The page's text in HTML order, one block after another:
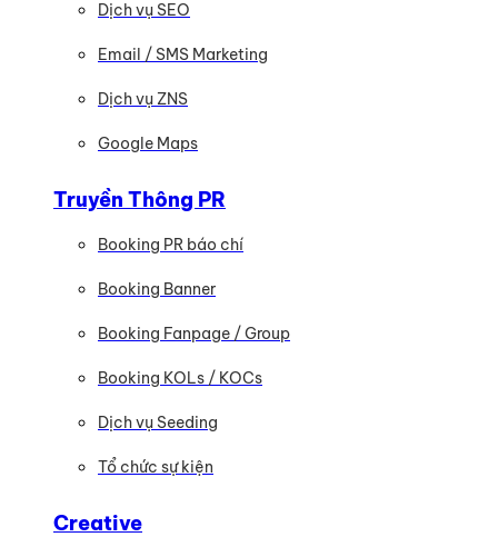
Dịch vụ SEO
Email / SMS Marketing
Dịch vụ ZNS
Google Maps
Truyền Thông PR
Booking PR báo chí
Booking Banner
Booking Fanpage / Group
Booking KOLs / KOCs
Dịch vụ Seeding
Tổ chức sự kiện
Creative